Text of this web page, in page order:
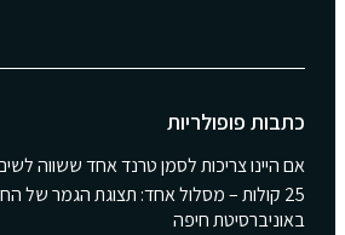
כתבות פופולריות
אם היינו צריכות לסמן טרנד אחד ששווה
25 קולות – מסלול אחד: תצוגת הגמר של
באוניברסיטת חיפה